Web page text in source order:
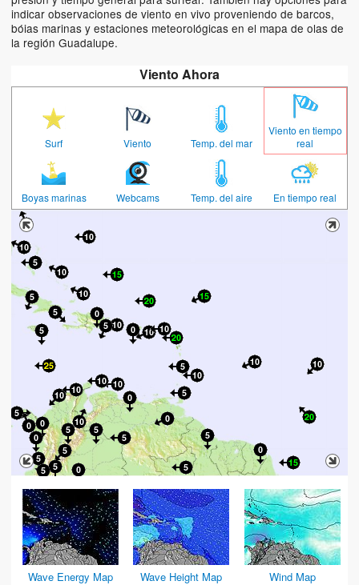
indicar observaciones de viento en vivo proveniendo de barcos,
bóias marinas y estaciones meteorológicas en el mapa de olas de
la región Guadalupe.
Viento Ahora
Surf Viento Temp. del mar
Viento en tiempo
real
Boyas marinas Webcams Temp. del aire En tiempo real
Wave Energy Map Wave Height Map Wind Map